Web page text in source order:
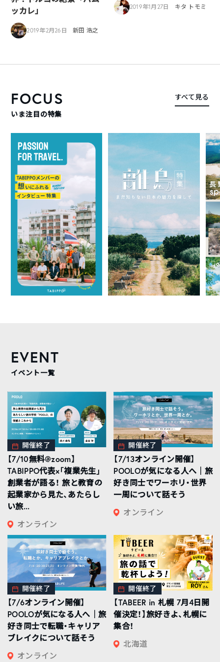
ッカレ」
2019年2月26日 新田 浩之
2019年1月27日 キタ トモミ
FOCUS
いま注目の特集
すべて見る
EVENT
イベント一覧
開催終了
【7/10無料@zoom】
TABIPPO代表×「複業先生」
創業者が語る！ 旅と教育の
起業家から見た、あたらし
い旅...
オンライン
開催終了
【7/13オンライン開催】
POOLOが気になる人へ｜旅
好き同士でワーホリ・世界
一周について話そう
オンライン
開催終了
【7/6オンライン開催】
POOLOが気になる人へ｜旅
好き同士で転職・キャリア
ブレイクについて話そう
オンライン
開催終了
【TABEER in 札幌 7月4日開
催決定！】旅好きよ、札幌に
集合！
北海道